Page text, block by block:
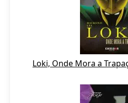
Loki, Onde Mora a